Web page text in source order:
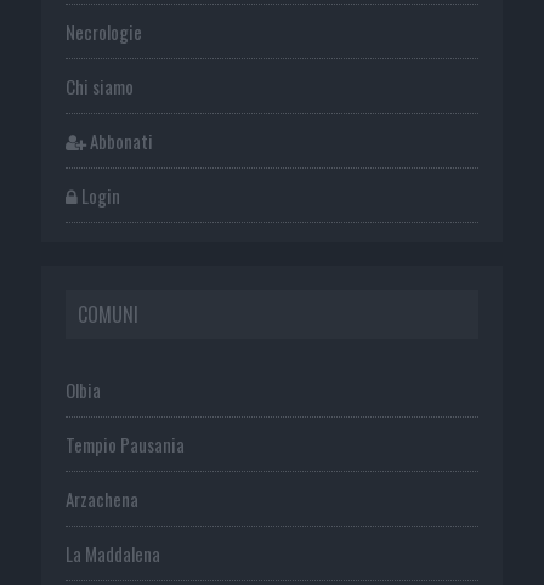
Necrologie
Chi siamo
Abbonati
Login
COMUNI
Olbia
Tempio Pausania
Arzachena
La Maddalena